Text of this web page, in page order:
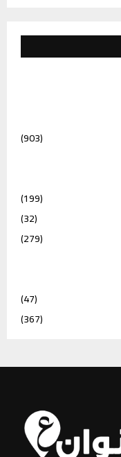
(903)
(199)
(32)
(279)
(47)
(367)